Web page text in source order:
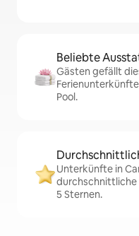
Beliebte
Gästen gefällt
Pool.
Unterkünfte in
durchschnittliche
5 Sternen.